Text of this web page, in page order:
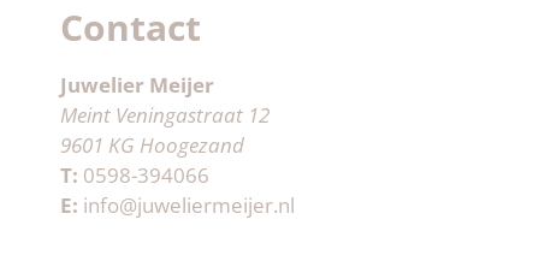
Contact
Juwelier Meijer
Meint Veningastraat 12
9601 KG Hoogezand
T: 0598-394066
E: info@juweliermeijer.nl